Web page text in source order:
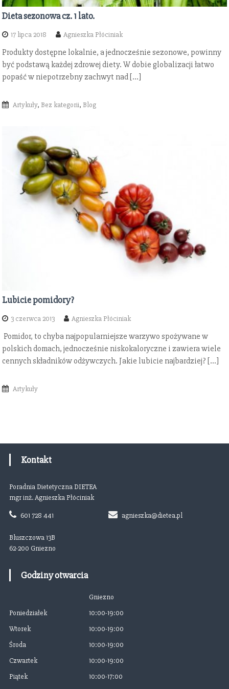
Dieta sezonowa cz. 1 lato.
17 lipca 2018 Agnieszka Płóciniak
Produkty dostępne lokalnie, a jednocześnie sezonowe, powinny
być podstawą każdej zdrowej diety. W dobie globalizacji łatwo
popaść w niepotrzebny zachwyt nad […]
Artykuły, Bez kategorii, Blog
Lubicie pomidory?
3 czerwca 2013 Agnieszka Płóciniak
Pomidor, to chyba najpopularniejsze warzywo spożywane w
polskich domach, jednocześnie niskokaloryczne i zawiera wiele
cennych składników odżywczych. Jakie lubicie najbardziej? […]
Artykuły
Kontakt
Poradnia Dietetyczna DIETEA
mgr inż. Agnieszka Płóciniak
601 728 441 agnieszka@dietea.pl
Bluszczowa 13B
62-200 Gniezno
Godziny otwarcia
Gniezno
Poniedziałek
10:00-19:00
Wtorek
10:00-19:00
Środa
10:00-19:00
Czwartek
10:00-19:00
Piątek
10:00-17:00